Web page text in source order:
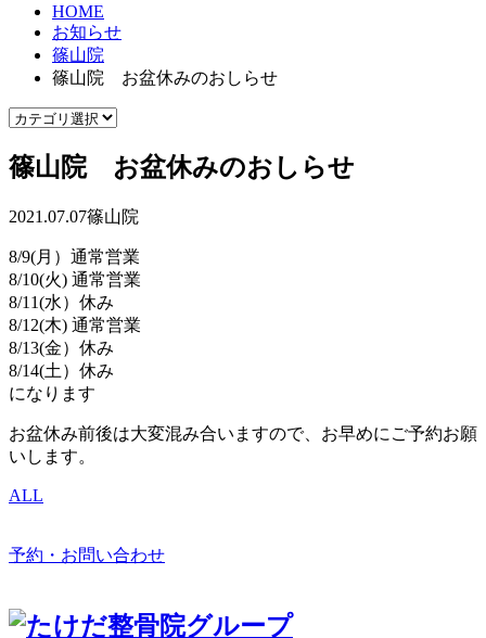
HOME
お知らせ
篠山院
篠山院 お盆休みのおしらせ
篠山院 お盆休みのおしらせ
2021.07.07篠山院
8/9(月）通常営業
8/10(火) 通常営業
8/11(水）休み
8/12(木) 通常営業
8/13(金）休み
8/14(土）休み
になります
お盆休み前後は大変混み合いますので、お早めにご予約お願
いします。
ALL
予約・お問い合わせ